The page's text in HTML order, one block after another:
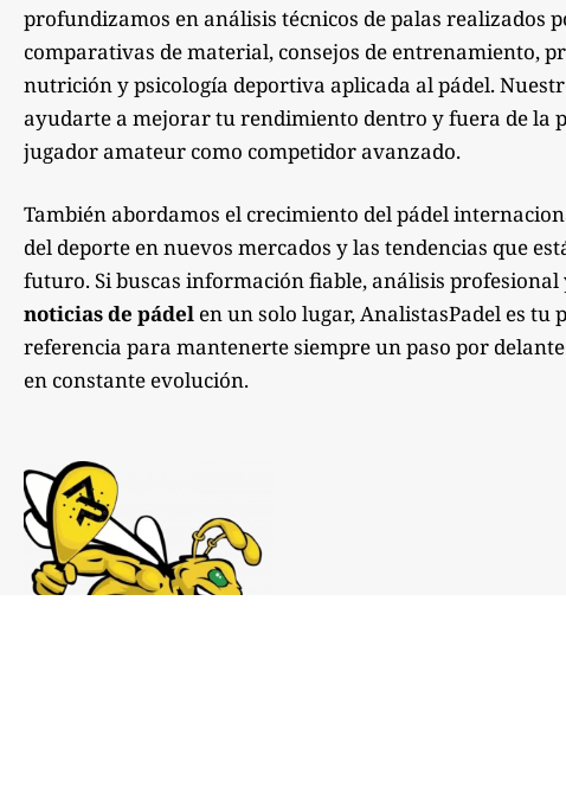
profundizamos en análisis técnicos de palas realizados
comparativas de material, consejos de entrenamiento,
nutrición y psicología deportiva aplicada al pádel.
ayudarte a mejorar tu rendimiento dentro y fuera de la
jugador amateur como competidor avanzado.
También abordamos el crecimiento del pádel
del deporte en nuevos mercados y las tendencias que
futuro. Si buscas información fiable, análisis profesional
noticias de pádel en un solo lugar, AnalistasPadel es tu
referencia para mantenerte siempre un paso por
en constante evolución.